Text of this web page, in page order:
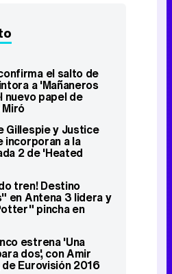
el salto de
a 'Mañaneros
nuevo papel de
Miró
Gillespie y Justice
incorporan a la
2 de 'Heated
tren! Destino
en Antena 3 lidera y
pincha en
estrena 'Una
dos', con Amir
de Eurovisión 2016